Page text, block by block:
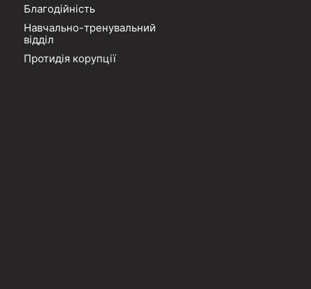
Благодійність
Навчально-тренувальний
відділ
Протидія корупції